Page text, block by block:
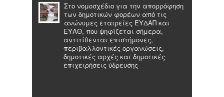
Στο νομοσχέδιο για την απορρόφηση
των δημοτικών φορέων από τις
ανώνυμες εταιρείες ΕΥΔΑΠ και
ΕΥΑΘ, που ψηφίζεται σήμερα,
αντιτίθενται επιστήμονες,
περιβαλλοντικές οργανώσεις,
δημοτικές αρχές και δημοτικές
επιχειρήσεις ύδρευσης